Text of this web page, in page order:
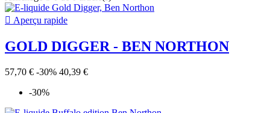
 Aperçu rapide
GOLD DIGGER - BEN NORTHON
57,70 € -30% 40,39 €
-30%